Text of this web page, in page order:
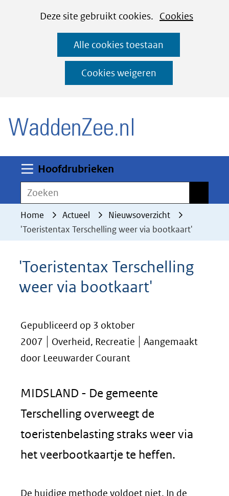
CookiesDeze site gebruikt cookies. Cookies
deze
worden
toegestaan
geweigerd.
Alle cookies toestaan
Cookies weigeren
Ga
naar
de
inhoud
Hoofdrubrieken
Zoeken
Home Actueel
Nieuwsoverzicht
'Toeristentax Terschelling weer via bootkaart'
'Toeristentax Terschelling
weer via bootkaart'
Gepubliceerd op 3 oktober
2007
Overheid, Recreatie
Aangemaakt
door Leeuwarder Courant
MIDSLAND - De gemeente
Terschelling overweegt de
toeristenbelasting straks weer via
het veerbootkaartje te heffen.
De huidige methode voldoet niet. In de